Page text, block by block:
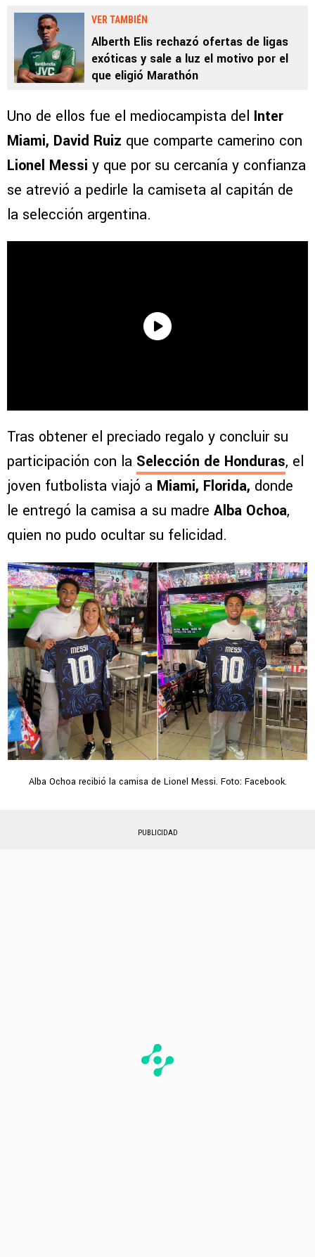
VER TAMBIÉN
Alberth Elis rechazó ofertas de ligas
exóticas y sale a luz el motivo por el
que eligió Marathón
Uno de ellos fue el mediocampista del Inter
Miami, David Ruiz que comparte camerino con
Lionel Messi y que por su cercanía y confianza
se atrevió a pedirle la camiseta al capitán de
la selección argentina.
Tras obtener el preciado regalo y concluir su
participación con la Selección de Honduras, el
joven futbolista viajó a Miami, Florida, donde
le entregó la camisa a su madre Alba Ochoa,
quien no pudo ocultar su felicidad.
Alba Ochoa recibió la camisa de Lionel Messi. Foto: Facebook.
PUBLICIDAD